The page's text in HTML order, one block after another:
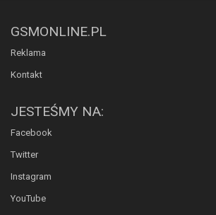
GSMONLINE.PL
Reklama
Kontakt
JESTEŚMY NA:
Facebook
Twitter
Instagram
YouTube